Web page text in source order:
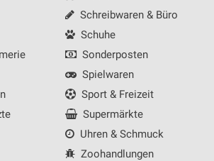
Schreibwaren & Büro
Schuhe
Sonderposten
Spielwaren
Sport & Freizeit
Supermärkte
Uhren & Schmuck
Zoohandlungen